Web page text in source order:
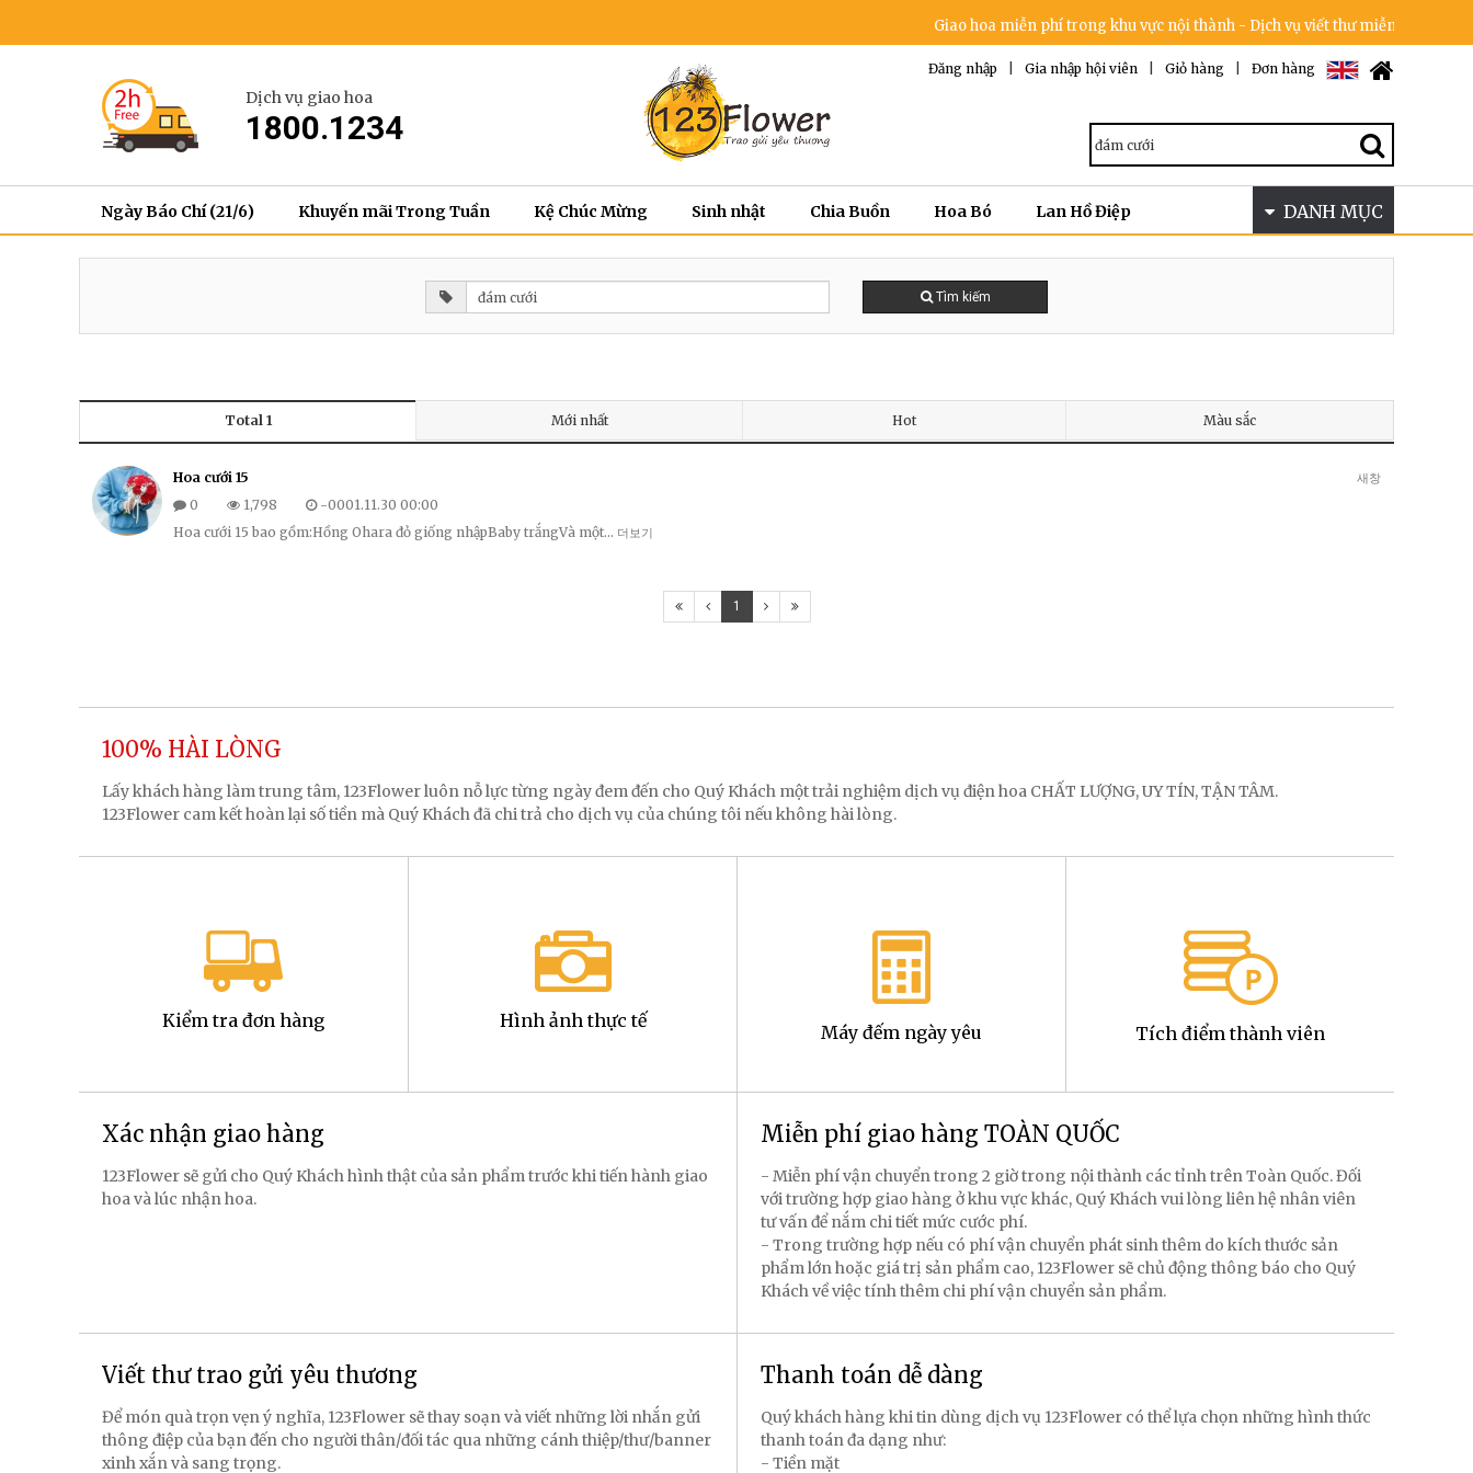
Giao hoa miễn phí trong khu vực nội thành - Dịch vụ viết thư miễn phí - Cam
Dịch vụ giao hoa
1800.1234
Đơn hàng
Giỏ hàng
Gia nhập hội viên
Đăng nhập
Ngày Báo Chí (21/6) Khuyến mãi Trong Tuần Kệ Chúc Mừng Sinh nhật Chia Buồn Hoa Bó Lan Hồ Điệp DANH MỤC
Tìm kiếm
Total 1 Mới nhất Hot Màu sắc
새창
Hoa cưới 15
0
1,798
-0001.11.30 00:00
Hoa cưới 15 bao gồm:Hồng Ohara đỏ giống nhậpBaby trắngVà một… 더보기
1
100% HÀI LÒNG
Lấy khách hàng làm trung tâm, 123Flower luôn nỗ lực từng ngày đem đến cho Quý Khách một trải nghiệm dịch vụ điện hoa CHẤT LƯỢNG, UY TÍN, TẬN TÂM.
123Flower cam kết hoàn lại số tiền mà Quý Khách đã chi trả cho dịch vụ của chúng tôi nếu không hài lòng.
Kiểm tra đơn hàng Hình ảnh thực tế
Máy đếm ngày yêu Tích điểm thành viên
Xác nhận giao hàng
123Flower sẽ gửi cho Quý Khách hình thật của sản phẩm trước khi tiến hành giao
hoa và lúc nhận hoa.
Miễn phí giao hàng TOÀN QUỐC
- Miễn phí vận chuyển trong 2 giờ trong nội thành các tỉnh trên Toàn Quốc. Đối
với trường hợp giao hàng ở khu vực khác, Quý Khách vui lòng liên hệ nhân viên
tư vấn để nắm chi tiết mức cước phí.
- Trong trường hợp nếu có phí vận chuyển phát sinh thêm do kích thước sản
phẩm lớn hoặc giá trị sản phẩm cao, 123Flower sẽ chủ động thông báo cho Quý
Khách về việc tính thêm chi phí vận chuyển sản phẩm.
Viết thư trao gửi yêu thương
Để món quà trọn vẹn ý nghĩa, 123Flower sẽ thay soạn và viết những lời nhắn gửi
thông điệp của bạn đến cho người thân/đối tác qua những cánh thiệp/thư/banner
xinh xắn và sang trọng.
Thanh toán dễ dàng
Quý khách hàng khi tin dùng dịch vụ 123Flower có thể lựa chọn những hình thức
thanh toán đa dạng như:
- Tiền mặt